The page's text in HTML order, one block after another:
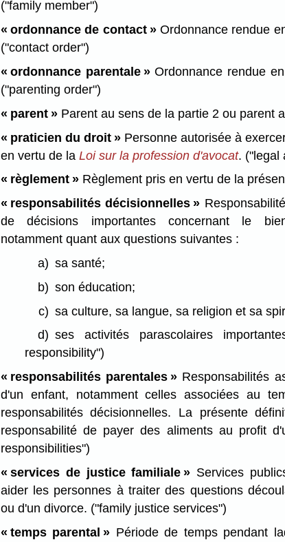
("family member")
« ordonnance de contact »Ordonnance rendue
("contact order")
« ordonnance parentale »Ordonnance rendue
("parenting order")
« parent »Parent au sens de la partie 2 ou parent
« praticien du droit »Personne autorisée à
en vertu de la Loi sur la profession d'avocat. ("legal
« règlement »Règlement pris en vertu de la
« responsabilités décisionnelles »
de décisions importantes concernant le
notamment quant aux questions suivantes :
a) sa santé;
b) son éducation;
c) sa culture, sa langue, sa religion et sa
d) ses activités parascolaires
responsibility")
« responsabilités parentales » Responsabilités
d'un enfant, notamment celles associées au
responsabilités décisionnelles. La présente
responsabilité de payer des aliments au profit
responsibilities")
« services de justice familiale » Services
aider les personnes à traiter des questions
ou d'un divorce. ("family justice services")
« temps parental » Période de temps pendant